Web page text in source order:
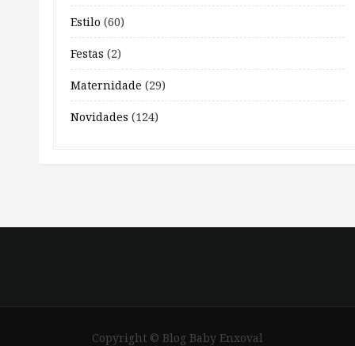
Estilo (60)
Festas (2)
Maternidade (29)
Novidades (124)
Copyright © Blog Baby Enxoval